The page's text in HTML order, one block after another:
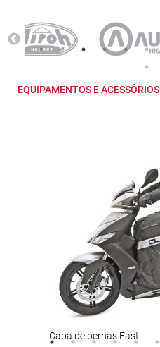
EQUIPAMENTOS E ACESSÓRIOS
Capa de pernas Fast